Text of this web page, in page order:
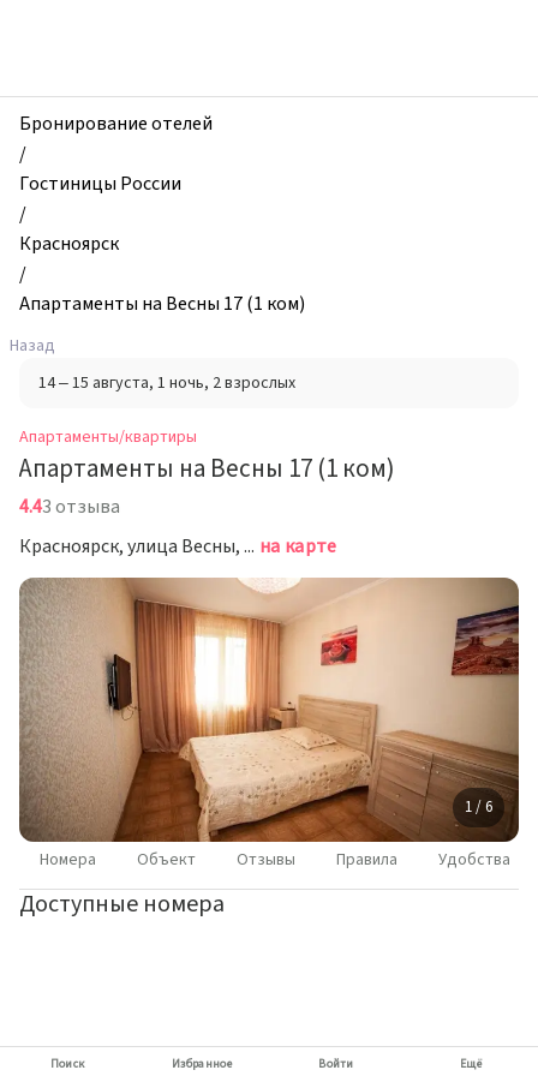
и
квартиры,
Апартаменты
на
Весны
17
(1
ком),
Красноярск,
Россия
Бронирование отелей
/
Гостиницы России
/
Красноярск
/
Апартаменты на Весны 17 (1 ком)
Назад
14 – 15 августа, 1 ночь, 2 взрослых
Апартаменты/квартиры
Апартаменты на Весны 17 (1 ком)
4.43 отзыва
Красноярск, улица Весны, 17 на карте
1 / 6
Номера Объект Отзывы Правила Удобства
Доступные номера
Поиск Избранное Войти Ещё